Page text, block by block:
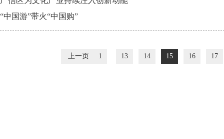
“中国游”带火“中国购”
上一页 1 13 14 15 16 17